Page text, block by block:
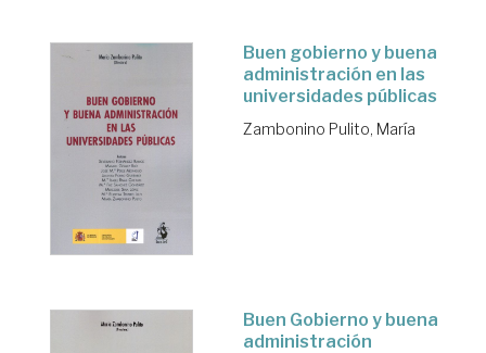
Buen gobierno y buena
administración en las
universidades públicas
Zambonino Pulito, María
Buen Gobierno y buena
administración